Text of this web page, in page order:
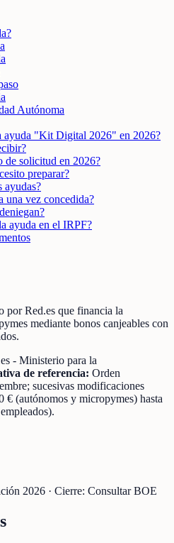
Autónoma
ayuda "Kit Digital 2026" en 2026?
de solicitud en 2026?
preparar?
ayudas?
una vez concedida?
ayuda en el IRPF?
por Red.es que financia la
mediante bonos canjeables con
- Ministerio para la
de referencia: Orden
sucesivas modificaciones
€ (autónomos y micropymes) hasta
2026 · Cierre: Consultar BOE